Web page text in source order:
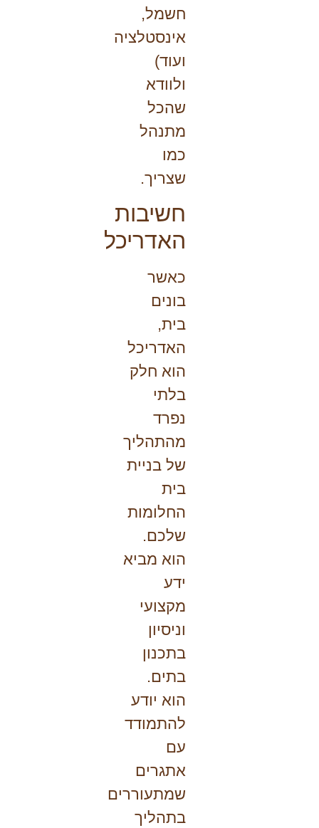
חשמל,
אינסטלציה
ועוד)
ולוודא
שהכל
מתנהל
כמו
שצריך.
חשיבות
האדריכל
כאשר
בונים
בית,
האדריכל
הוא חלק
בלתי
נפרד
מהתהליך
של בניית
בית
החלומות
שלכם.
הוא מביא
ידע
מקצועי
וניסיון
בתכנון
בתים.
הוא יודע
להתמודד
עם
אתגרים
שמתעוררים
בתהליך